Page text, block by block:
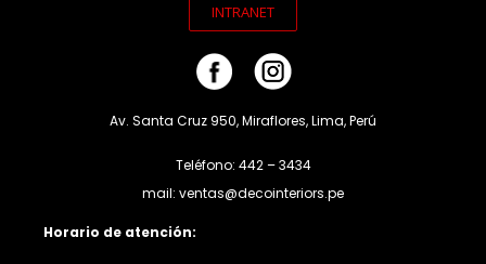
INTRANET
Av. Santa Cruz 950, Miraflores, Lima, Perú
Teléfono: 442 – 3434
mail: ventas@decointeriors.pe
Horario de atención: